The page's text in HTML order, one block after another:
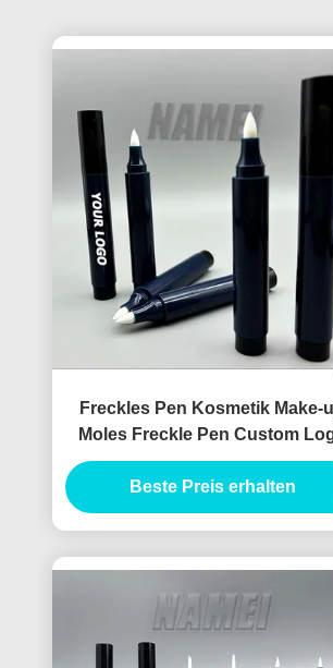
Freckles Pen Kosmetik Make-
Moles Freckle Pen Custom
OEM Großhandel Freckle Pen
Behälter
Beste Preis erhalten